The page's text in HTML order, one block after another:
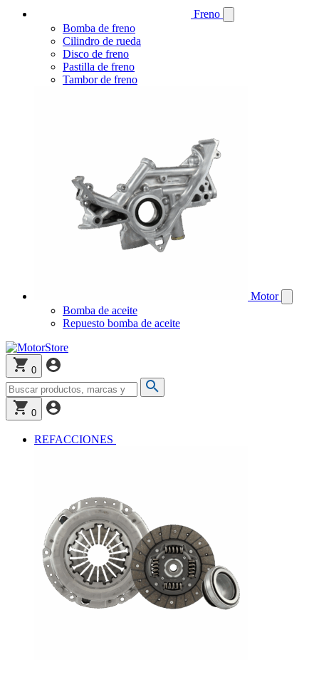
Freno
Bomba de freno
Cilindro de rueda
Disco de freno
Pastilla de freno
Tambor de freno
Motor
Bomba de aceite
Repuesto bomba de aceite
0
0
REFACCIONES